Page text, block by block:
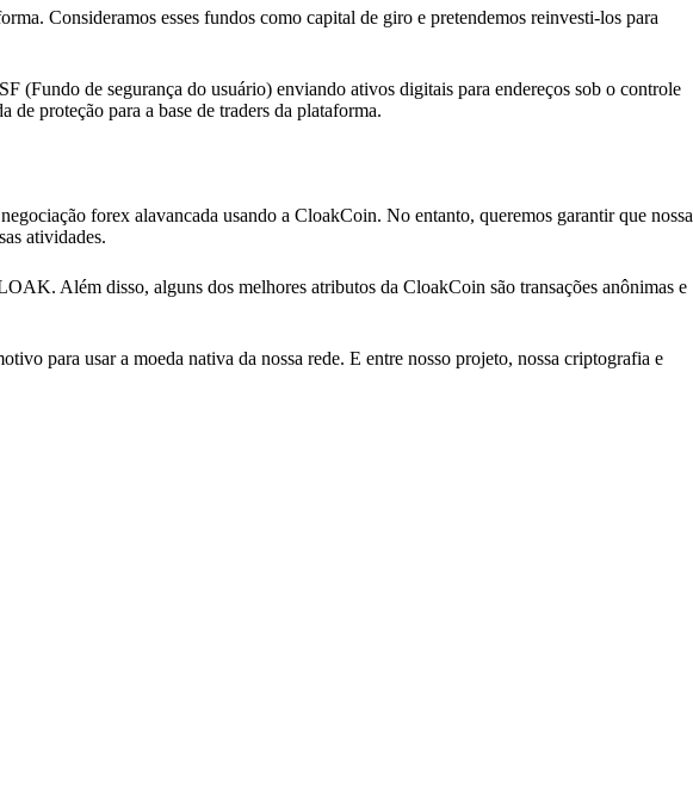
Consideramos esses fundos como capital de giro e pretendemos reinvesti-los para
(Fundo de segurança do usuário) enviando ativos digitais para endereços sob o controle
proteção para a base de traders da plataforma.
forex alavancada usando a CloakCoin. No entanto, queremos garantir que nossa
atividades.
Além disso, alguns dos melhores atributos da CloakCoin são transações anônimas e
para usar a moeda nativa da nossa rede. E entre nosso projeto, nossa criptografia e